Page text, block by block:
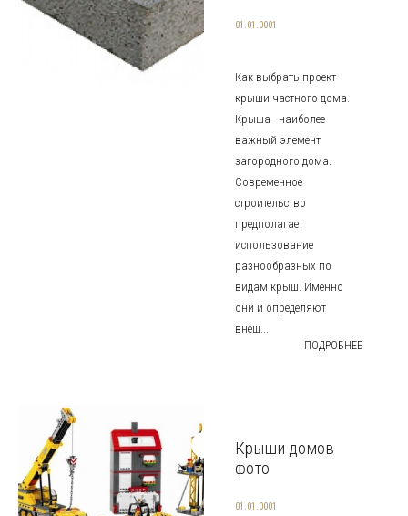
01.01.0001
Как выбрать проект
крыши частного дома.
Крыша - наиболее
важный элемент
загородного дома.
Современное
строительство
предполагает
использование
разнообразных по
видам крыш. Именно
они и определяют
внеш...
ПОДРОБНЕЕ
Крыши домов
фото
01.01.0001